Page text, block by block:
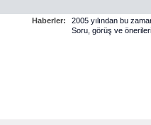
Haberler:
2005 yılından bu
Soru, görüş ve